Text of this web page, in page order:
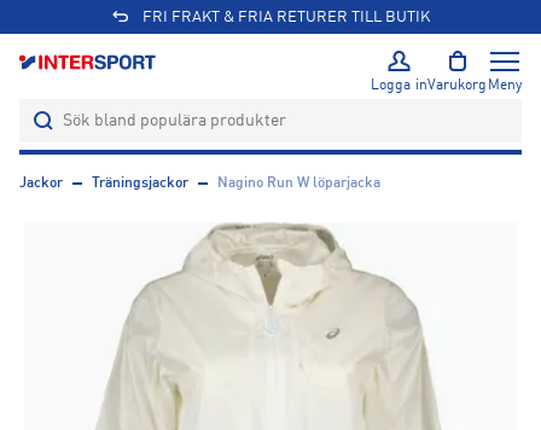
FRI FRAKT & FRIA RETURER TILL BUTIK
Logga inVarukorg Meny
Jackor Träningsjackor Nagino Run W löparjacka